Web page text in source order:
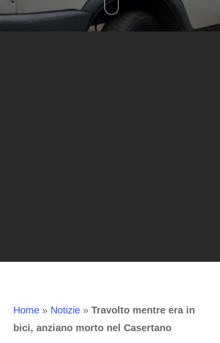
Home» Notizie» Travolto mentre era in
bici, anziano morto nel Casertano